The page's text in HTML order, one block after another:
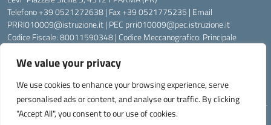
We value your privacy
We use cookies to enhance your browsing experience, serve
personalised ads or content, and analyse our traffic. By clicking
"Accept All", you consent to our use of cookies.
Telefono +39 0521272638 | Fax +39 0521775235 | Email
PRRI010009@istruzione.it| PEC prri010009@pec.istruzione.it
Codice Fiscale: 80011590348 | Codice Meccanografico: Principale
Codice Univoco di Fatturazione: UFW76E | Codice Ente Tesoreria:
Corrente Postale N.: 00222430